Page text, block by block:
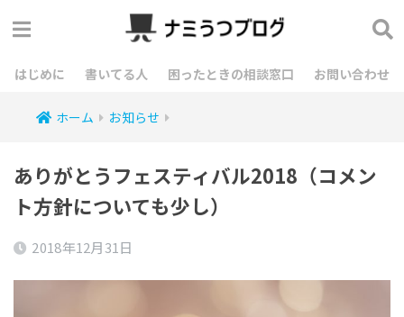
はじめに 書いてる人 困ったときの相談窓口 お問い合わせ
ホーム お知らせ
ありがとうフェスティバル2018（コメン
ト方針についても少し）
2018年12月31日